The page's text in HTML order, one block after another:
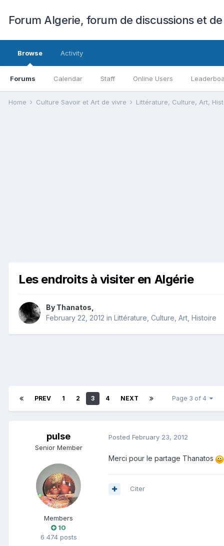
Forum Algerie, forum de discussions et
Browse
Forums Calendar Staff Online Users
Activity
Home Culture Savoir et Art de vivre Littérature, Culture, Art,
Les endroits à visiter en Algérie
By Thanatos
February 22, 2012 in Littérature, Culture, Art, Histoire
PREV 1 2 3 4 NEXT Page 3 of 4
pulse
Senior Member
Members
10
6 474 posts
Posted February 23, 2012
Merci pour le partage Thanatos
Citer